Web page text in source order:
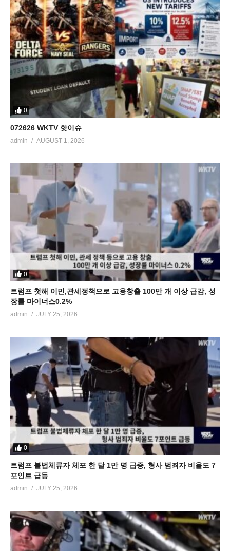
0
072626 WKTV 핫이슈
admin AUGUST 1, 2026
0
트럼프 첫해 이민,관세정책으로 고용창출 100만 개 이상 급감, 성
장률 마이너스0.2%
admin JULY 25, 2026
0
트럼프 불법체류자 체포 한 달 1만 명 급증, 형사 범죄자 비율도 7
포인트 급등
admin JULY 25, 2026